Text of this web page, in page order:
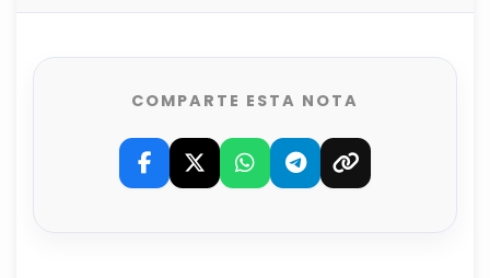
COMPARTE ESTA NOTA